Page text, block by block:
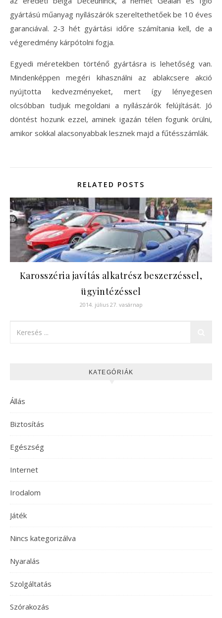
gyártású műanyag nyílászárók szereltethetőek be 10 éves
garanciával. 2-3 hét gyártási időre számítania kell, de a
végeredmény kárpótolni fogja.
Egyedi méretekben történő gyártásra is lehetőség van.
Mindenképpen megéri kihasználni az ablakcsere akció
nyújtotta kedvezményeket, mert így lényegesen
olcsóbban tudjuk megoldani a nyílászárók felújítását. Jó
döntést hozunk ezzel, aminek igazán télen fogunk örülni,
amikor sokkal alacsonyabbak lesznek majd a fűtésszámlák.
RELATED POSTS
Karosszéria javítás alkatrész beszerzéssel,
ügyintézéssel
2014. július 27. vasárnap
KATEGÓRIÁK
Állás
Biztosítás
Egészség
Internet
Irodalom
Játék
Nincs kategorizálva
Nyaralás
Szolgáltatás
Szórakozás